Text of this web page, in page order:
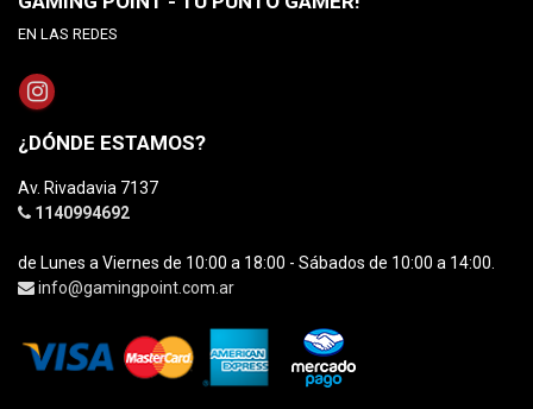
EN LAS REDES
¿DÓNDE ESTAMOS?
Av. Rivadavia 7137
1140994692
de Lunes a Viernes de 10:00 a 18:00 - Sábados de 10:00 a 14:00.
info@gamingpoint.com.ar